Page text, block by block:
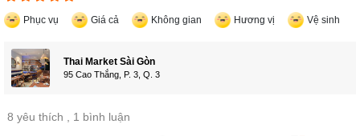
Phục vụ Giá cả Không gian Hương vị Vệ sinh
Thai Market Sài Gòn
95 Cao Thắng, P. 3, Q. 3
8 yêu thích , 1 bình luận